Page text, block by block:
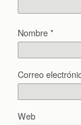
Nombre*
Correo
Web